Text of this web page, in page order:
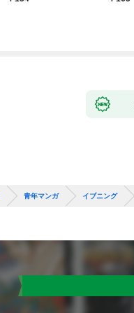
青年マンガ イブニング